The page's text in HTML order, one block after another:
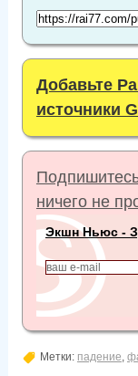
Добавьте
источники
ничего не
Экшн Ньюс -
Метки: падение